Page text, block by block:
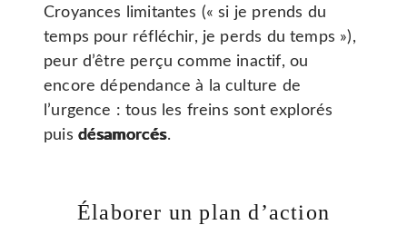
Croyances limitantes (« si je prends du
temps pour réfléchir, je perds du temps »),
peur d’être perçu comme inactif, ou
encore dépendance à la culture de
l’urgence : tous les freins sont explorés
puis désamorcés.
Élaborer un plan d’action